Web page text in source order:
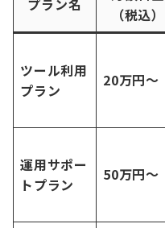
プラン名
（税込）
ツール利用
プラン
20万円〜
運用サポー
トプラン
50万円〜